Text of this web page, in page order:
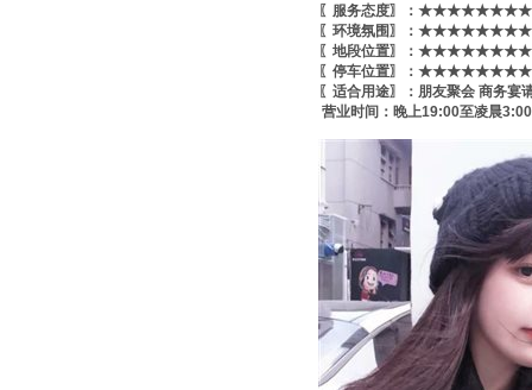
〖服务态度〗：
〖环境氛围〗：
〖地段位置〗：
〖停车位置〗：
〖适合用途〗：朋友聚会 商务宴
营业时间：晚上19:00至凌晨3:00